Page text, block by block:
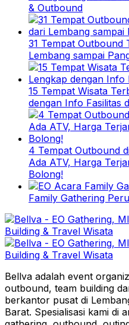
& Outbound
31 Tempat Outbound
Lembang sampai
15 Tempat Wisata
dengan Info Fasilitas
4 Tempat Outbound
Ada ATV, Harga
Bolong!
Family Gathering
Bellva adalah event
outbound, team building
berkantor pusat di
Barat. Spesialisasi kami di